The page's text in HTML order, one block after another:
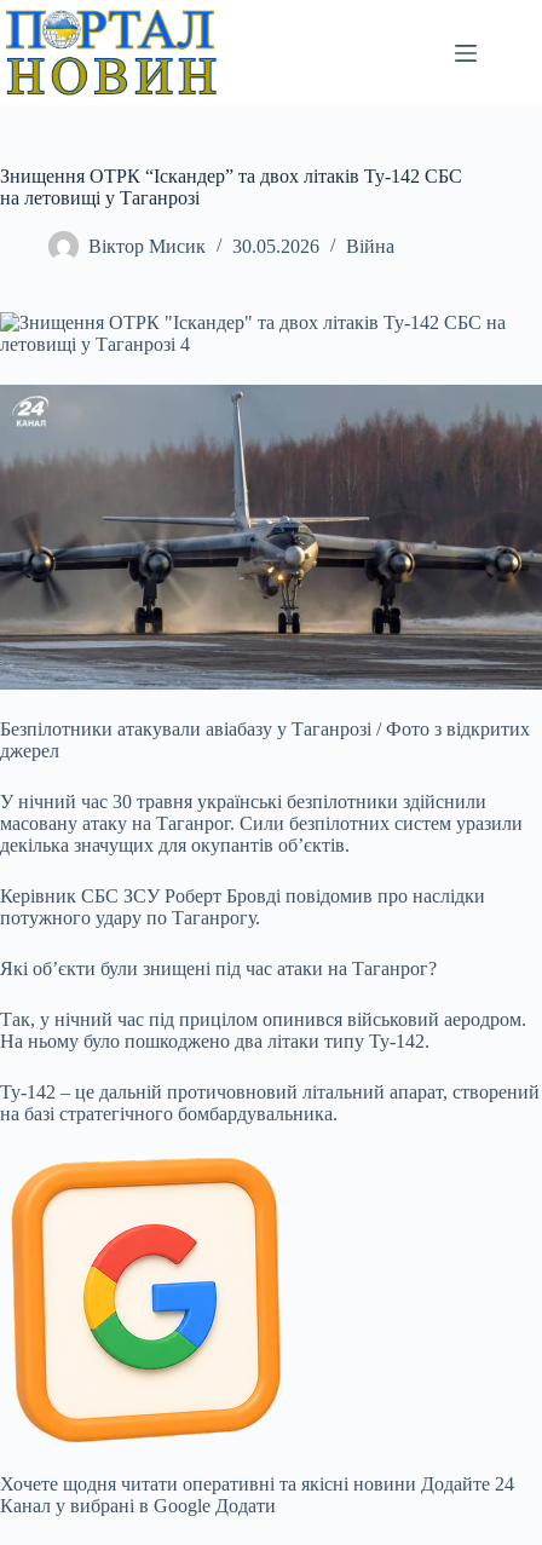
Перейти
вмісту
Знищення ОТРК “Іскандер” та двох літаків Ту-142 СБС
на летовищі у Таганрозі
Віктор Мисик 30.05.2026 Війна
Безпілотники атакували авіабазу у Таганрозі / Фото з відкритих
джерел
У нічний час 30 травня українські безпілотники здійснили
масовану атаку на Таганрог. Сили безпілотних систем уразили
декілька значущих для окупантів об’єктів.
Керівник СБС ЗСУ Роберт Бровді повідомив про наслідки
потужного удару по Таганрогу.
Які об’єкти були знищені під час атаки на Таганрог?
Так, у нічний час під прицілом опинився військовий аеродром.
На ньому було пошкоджено два літаки типу Ту-142.
Ту-142 – це дальній протичовновий літальний апарат, створений
на базі стратегічного бомбардувальника.
Хочете щодня читати оперативні та якісні новини Додайте 24
Канал у вибрані в Google Додати